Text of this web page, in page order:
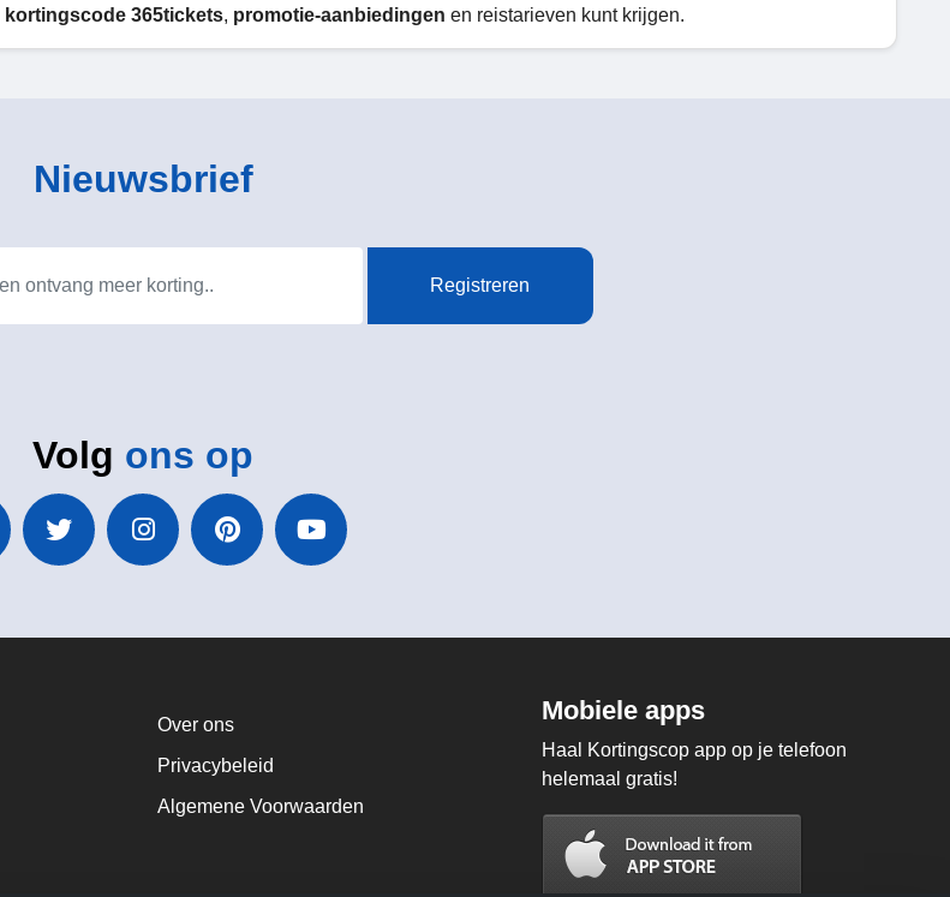
kortingscode 365tickets, promotie-aanbiedingen en reistarieven kunt krijgen.
Nieuwsbrief
Registreren
Volg ons op
Over ons
Privacybeleid
Algemene Voorwaarden
Mobiele apps
Haal Kortingscop app op je telefoon
helemaal gratis!